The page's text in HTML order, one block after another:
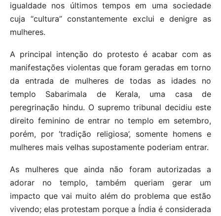
igualdade nos últimos tempos em uma sociedade
cuja “cultura” constantemente exclui e denigre as
mulheres.
A principal intenção do protesto é acabar com as
manifestações violentas que foram geradas em torno
da entrada de mulheres de todas as idades no
templo Sabarimala de Kerala, uma casa de
peregrinação hindu. O supremo tribunal decidiu este
direito feminino de entrar no templo em setembro,
porém, por ‘tradição religiosa’, somente homens e
mulheres mais velhas supostamente poderiam entrar.
As mulheres que ainda não foram autorizadas a
adorar no templo, também queriam gerar um
impacto que vai muito além do problema que estão
vivendo; elas protestam porque a Índia é considerada